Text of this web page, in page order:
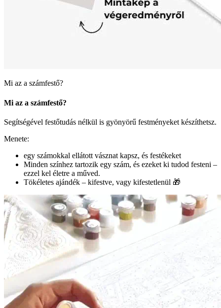
Mi az a számfestő?
Mi az a számfestő?
Segítségével festőtudás nélkül is gyönyörű festményeket készíthetsz.
Menete:
egy számokkal ellátott vásznat kapsz, és festékeket
Minden színhez tartozik egy szám, és ezeket ki tudod festeni –
ezzel kel életre a műved.
Tökéletes ajándék – kifestve, vagy kifestetlenül 🎁